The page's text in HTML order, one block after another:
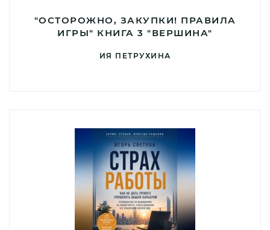
"ОСТОРОЖНО, ЗАКУПКИ! ПРАВИЛА
ИГРЫ" КНИГА 3 "ВЕРШИНА"
ИЯ ПЕТРУХИНА